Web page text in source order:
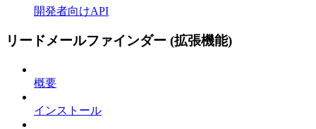
開発者向けAPI
リードメールファインダー (拡張機能)
概要
インストール